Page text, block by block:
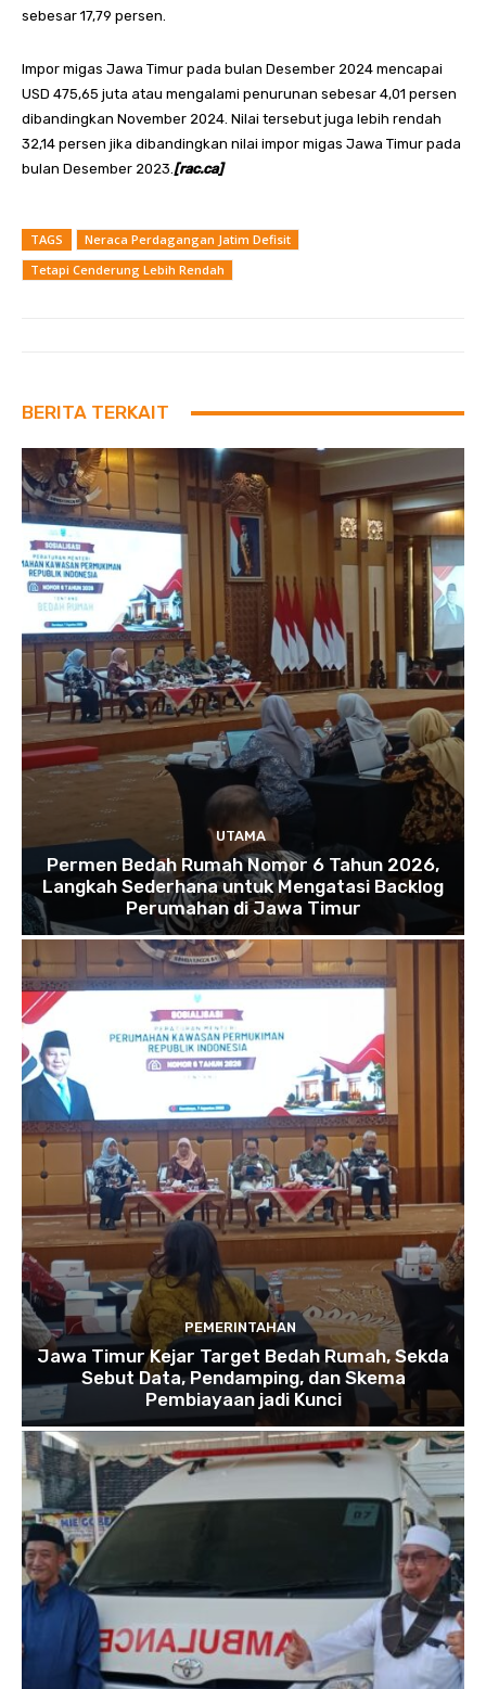
sebesar 17,79 persen.
Impor migas Jawa Timur pada bulan Desember 2024 mencapai
USD 475,65 juta atau mengalami penurunan sebesar 4,01 persen
dibandingkan November 2024. Nilai tersebut juga lebih rendah
32,14 persen jika dibandingkan nilai impor migas Jawa Timur pada
bulan Desember 2023.[rac.ca]
TAGS
Neraca Perdagangan Jatim Defisit
Tetapi Cenderung Lebih Rendah
BERITA TERKAIT
UTAMA
Permen Bedah Rumah Nomor 6 Tahun 2026,
Langkah Sederhana untuk Mengatasi Backlog
Perumahan di Jawa Timur
PEMERINTAHAN
Jawa Timur Kejar Target Bedah Rumah, Sekda
Sebut Data, Pendamping, dan Skema
Pembiayaan jadi Kunci